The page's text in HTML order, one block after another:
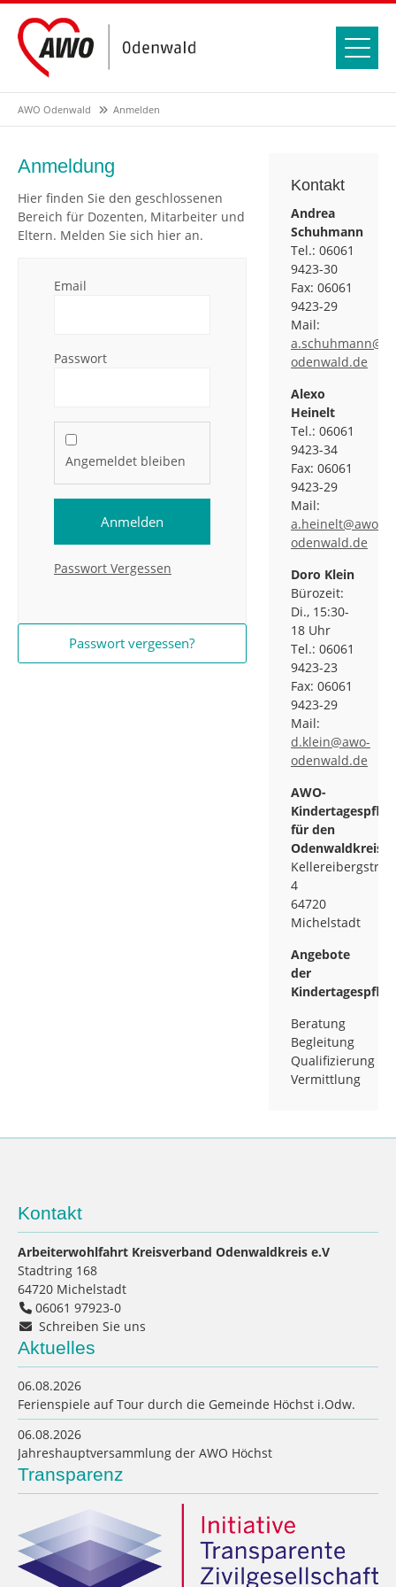
AWO Odenwald Anmelden
Anmeldung
Hier finden Sie den geschlossenen
Bereich für Dozenten, Mitarbeiter und
Eltern. Melden Sie sich hier an.
Email
Passwort
Angemeldet bleiben
Anmelden
Passwort Vergessen
Passwort vergessen?
Kontakt
Andrea
Schuhmann
Tel.: 06061
9423-30
Fax: 06061
9423-29
Mail:
odenwald.de
Alexo
Heinelt
Tel.: 06061
9423-34
Fax: 06061
9423-29
Mail:
a.heinelt@awo-
odenwald.de
Doro Klein
Bürozeit:
Di., 15:30-
18 Uhr
Tel.: 06061
9423-23
Fax: 06061
9423-29
Mail:
d.klein@awo-
odenwald.de
AWO-
für den
Odenwaldkreis
4
64720
Michelstadt
Angebote
der
Beratung
Begleitung
Qualifizierung
Vermittlung
Kontakt
Arbeiterwohlfahrt Kreisverband Odenwaldkreis e.V
Stadtring 168
64720 Michelstadt
06061 97923-0
Schreiben Sie uns
Aktuelles
06.08.2026
Ferienspiele auf Tour durch die Gemeinde Höchst i.Odw.
06.08.2026
Jahreshauptversammlung der AWO Höchst
Transparenz